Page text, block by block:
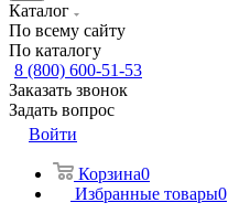
Каталог
По всему сайту
По каталогу
8 (800) 600-51-53
Заказать звонок
Задать вопрос
Войти
Корзина0
Избранные товары0